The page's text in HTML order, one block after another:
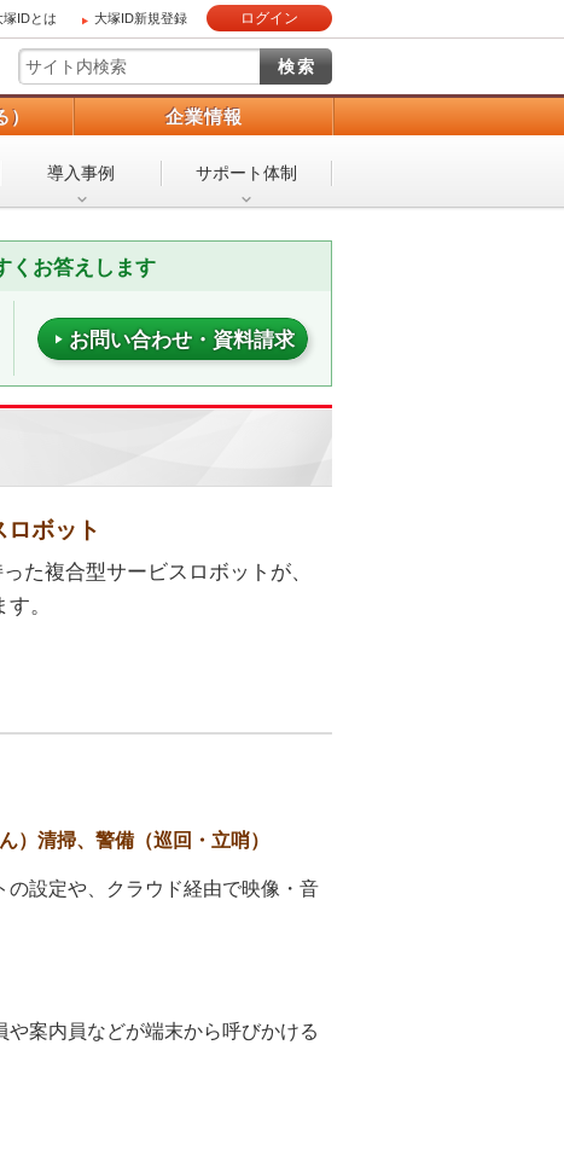
塚IDとは 大塚ID新規登録 ログイン
企業情報
導入事例 サポート体制
くお答えします
お問い合わせ・資料請求
ロボット
た複合型サービスロボットが、
。
）清掃、警備（巡回・立哨）
設定や、クラウド経由で映像・音
案内員などが端末から呼びかける